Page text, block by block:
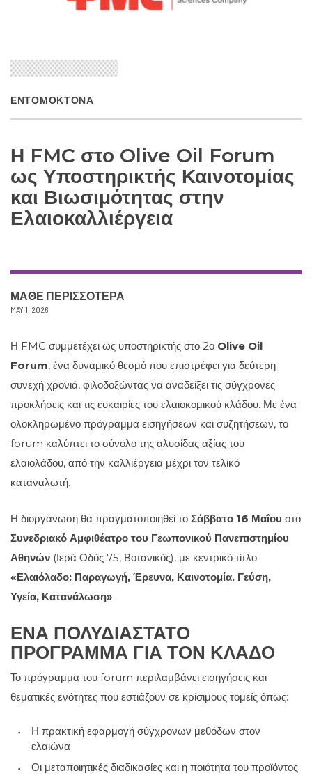
ΕΝΤΟΜΟΚΤΌΝΑ
Η FMC στο Olive Oil Forum
ως Υποστηρικτής Καινοτομίας
και Βιωσιμότητας στην
Ελαιοκαλλιέργεια
ΜΑΘΕ ΠΕΡΙΣΣΟΤΕΡΑ
MAY 1, 2026
Η FMC συμμετέχει ως υποστηρικτής στο 2ο Olive Oil
Forum, ένα δυναμικό θεσμό που επιστρέφει για δεύτερη
συνεχή χρονιά, φιλοδοξώντας να αναδείξει τις σύγχρονες
προκλήσεις και τις ευκαιρίες του ελαιοκομικού κλάδου. Με ένα
ολοκληρωμένο πρόγραμμα εισηγήσεων και συζητήσεων, το
forum καλύπτει το σύνολο της αλυσίδας αξίας του
ελαιολάδου, από την καλλιέργεια μέχρι τον τελικό
καταναλωτή.
Η διοργάνωση θα πραγματοποιηθεί το Σάββατο 16 Μαΐου στο
Συνεδριακό Αμφιθέατρο του Γεωπονικού Πανεπιστημίου
Αθηνών (Ιερά Οδός 75, Βοτανικός), με κεντρικό τίτλο:
«Ελαιόλαδο: Παραγωγή, Έρευνα, Καινοτομία. Γεύση,
Υγεία, Κατανάλωση».
ΈΝΑ ΠΟΛΥΔΙΆΣΤΑΤΟ
ΠΡΌΓΡΑΜΜΑ ΓΙΑ ΤΟΝ ΚΛΆΔΟ
Το πρόγραμμα του forum περιλαμβάνει εισηγήσεις και
θεματικές ενότητες που εστιάζουν σε κρίσιμους τομείς όπως:
Η πρακτική εφαρμογή σύγχρονων μεθόδων στον
ελαιώνα
Οι μεταποιητικές διαδικασίες και η ποιότητα του προϊόντος